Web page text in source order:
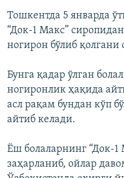
Тошкентда 5 январда
“Док-1 Макс”
ногирон бўлиб қолгани
Бунга қадар ўлган
ногиронлик ҳақида
асл рақам бундан кўп
айтиб келади.
Ёш болаларнинг “Док-1
заҳарланиб, ойлар